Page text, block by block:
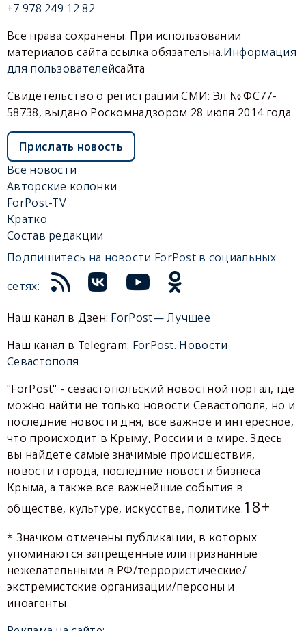
+7 978 249 12 82
Все права сохранены. При использовании
материалов сайта ссылка обязательна.Информация
для пользователейсайта
Свидетельство о регистрации СМИ: Эл № ФС77-
58738, выдано Роскомнадзором 28 июля 2014 года
Прислать новость
Все новости
Авторские колонки
ForPost-TV
Кратко
Состав редакции
Подпишитесь на новости ForPost в социальных
сетях:
Наш канал в Дзен: ForPost— Лучшее
Наш канал в Telegram: ForPost. Новости
Севастополя
"ForPost" - севастопольский новостной портал, где
можно найти не только новости Севастополя, но и
последние новости дня, все важное и интересное,
что происходит в Крыму, России и в мире. Здесь
вы найдете самые значимые происшествия,
новости города, последние новости бизнеса
Крыма, а также все важнейшие события в
обществе, культуре, искусстве, политике.18+
* Значком отмечены публикации, в которых
упоминаются запрещенные или признанные
нежелательными в РФ/террористические/
экстремистские организации/персоны и
иноагенты.